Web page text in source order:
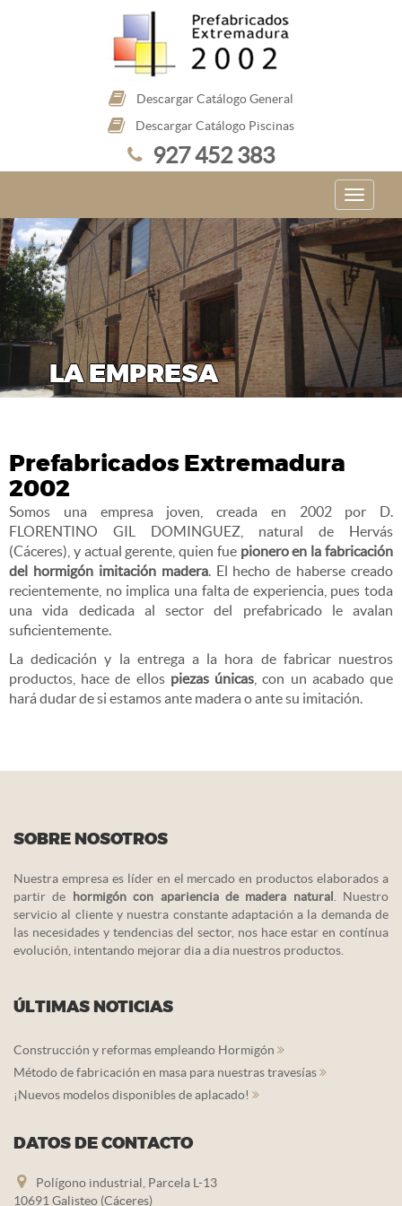
Descargar Catálogo General
Descargar Catálogo Piscinas
927 452 383
LA EMPRESA
Prefabricados Extremadura
2002
Somos una empresa joven, creada en 2002 por D.
FLORENTINO GIL DOMINGUEZ, natural de Hervás
(Cáceres), y actual gerente, quien fue pionero en la fabricación
del hormigón imitación madera. El hecho de haberse creado
recientemente, no implica una falta de experiencia, pues toda
una vida dedicada al sector del prefabricado le avalan
suficientemente.
La dedicación y la entrega a la hora de fabricar nuestros
productos, hace de ellos piezas únicas , con un acabado que
hará dudar de si estamos ante madera o ante su imitación.
SOBRE NOSOTROS
Nuestra empresa es líder en el mercado en productos elaborados a
partir de hormigón con apariencia de madera natural
. Nuestro
servicio al cliente y nuestra constante adaptación a la demanda de
las necesidades y tendencias del sector, nos hace estar en contínua
evolución, intentando mejorar dia a dia nuestros productos.
ÚLTIMAS NOTICIAS
Construcción y reformas empleando Hormigón
Método de fabricación en masa para nuestras travesías
¡Nuevos modelos disponibles de aplacado!
DATOS DE CONTACTO
Polígono industrial, Parcela L-13
10691 Galisteo (Cáceres)